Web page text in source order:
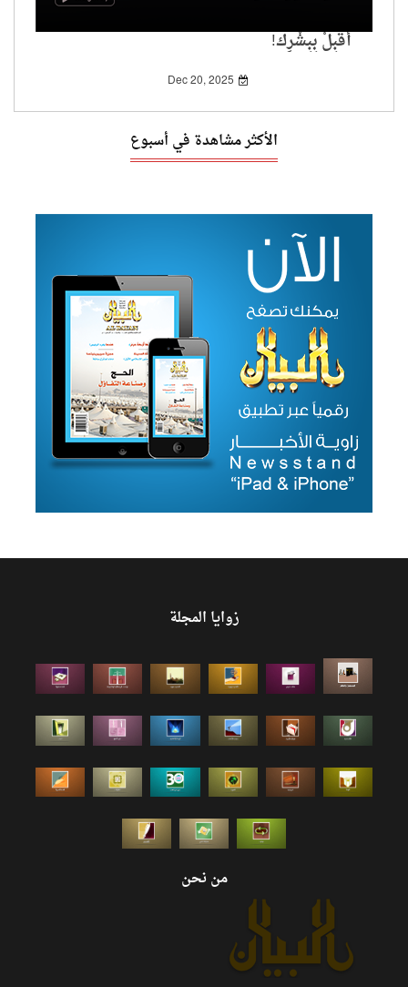
أَقْبِلْ بِبِشْرِك!
Dec 20, 2025
الأكثر مشاهدة في أسبوع
زوايا المجلة
من نحن